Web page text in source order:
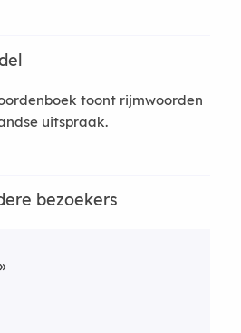
toont rijmwoorden
uitspraak.
bezoekers